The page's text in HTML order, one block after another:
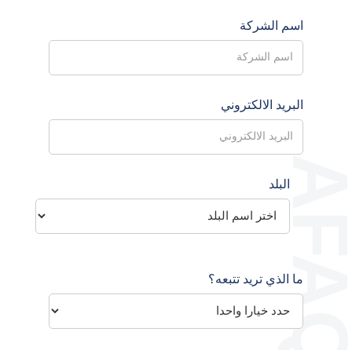
اسم الشركة
البريد الالكتروني
البلد
ما الذي تريد تتبعه؟